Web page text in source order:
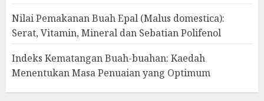
Nilai Pemakanan Buah Epal (Malus domestica):
Serat, Vitamin, Mineral dan Sebatian Polifenol
Indeks Kematangan Buah-buahan: Kaedah
Menentukan Masa Penuaian yang Optimum